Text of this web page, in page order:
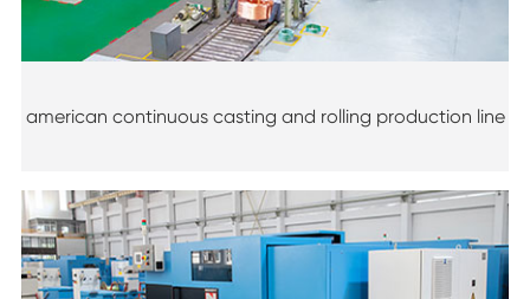
american continuous casting and rolling production line